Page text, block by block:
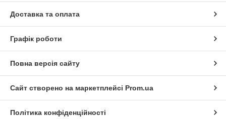
Доставка та оплата
Графік роботи
Повна версія сайту
Сайт створено на маркетплейсі Prom.ua
Політика конфіденційності